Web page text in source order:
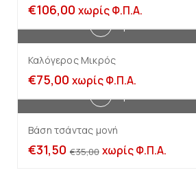
€106,00 χωρίς Φ.Π.Α.
Καλόγερος Μικρός
€75,00 χωρίς Φ.Π.Α.
Βάση τσάντας μονή
€35,00
€31,50 χωρίς Φ.Π.Α.